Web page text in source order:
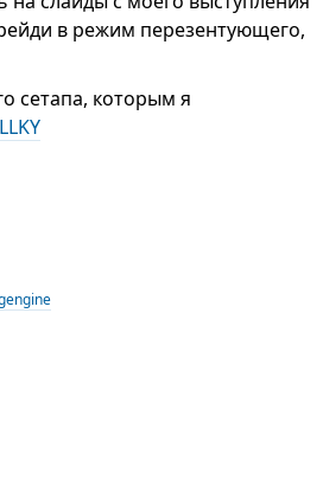
в режим перезентующего,
сетапа, которым я